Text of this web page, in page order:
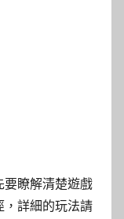
要瞭解清楚遊戲
，詳細的玩法請